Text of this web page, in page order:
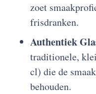
zoet
frisdranken.
Authentiek
traditionele,
cl) die de
behouden.